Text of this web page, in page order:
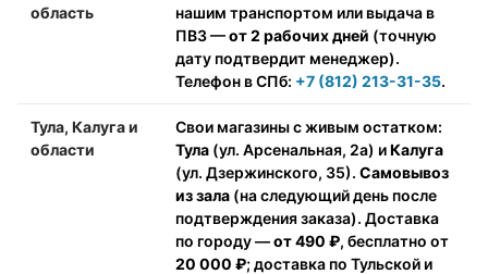
область
нашим транспортом или выдача в
ПВЗ —от 2 рабочих дней (точную
дату подтвердит менеджер).
Телефон в СПб: +7 (812) 213-31-35.
Тула, Калуга и
области
Свои магазины с живым остатком:
Тула (ул. Арсенальная, 2а) иКалуга
(ул. Дзержинского, 35). Самовывоз
из зала (на следующий день после
подтверждения заказа). Доставка
по городу —от 490 ₽, бесплатно от
20 000 ₽; доставка по Тульской и